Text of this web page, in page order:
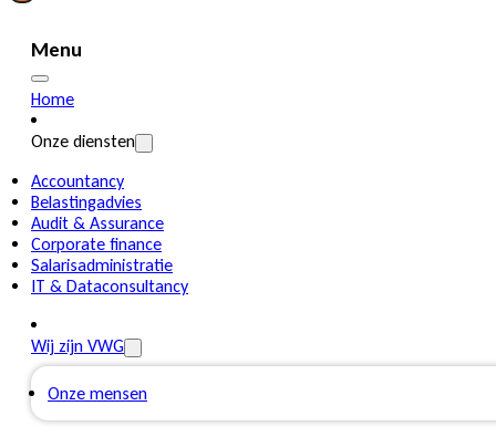
Menu
Home
Onze diensten
Accountancy
Belastingadvies
Audit & Assurance
Corporate finance
Salarisadministratie
IT & Dataconsultancy
Wij zijn VWG
Onze mensen